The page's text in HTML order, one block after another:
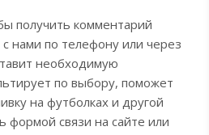
получить комментарий
нами по телефону или через
необходимую
по выбору, поможет
на футболках и другой
формой связи на сайте или